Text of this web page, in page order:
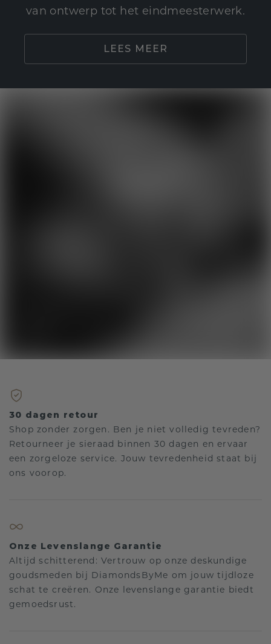
van ontwerp tot het eindmeesterwerk.
LEES MEER
30 dagen retour
Shop zonder zorgen. Ben je niet volledig tevreden?
Retourneer je sieraad binnen 30 dagen en ervaar
een zorgeloze service. Jouw tevredenheid staat bij
ons voorop.
Onze Levenslange Garantie
Altijd schitterend: Vertrouw op onze deskundige
goudsmeden bij DiamondsByMe om jouw tijdloze
schat te creëren. Onze levenslange garantie biedt
gemoedsrust.